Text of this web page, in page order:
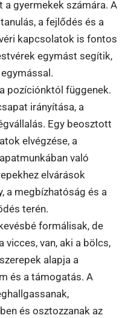
a gyermekek számára. A
a fejlődés és a
kapcsolatok is fontos
egymást segítik,
pozíciónktól függenek.
irányítása, a
Egy beosztott
elvégzése, a
való
elvárások
a megbízhatóság és a
terén.
formálisak, de
vicces, van, aki a bölcs,
alapja a
és a támogatás. A
és osztozzanak az